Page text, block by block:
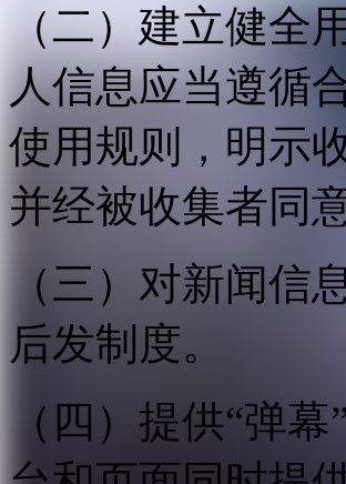
（二）建立健全
人信息应当遵循
使用规则，明示
并经被收集者同意
（三）对新闻信
后发制度。
（四）提供“弹